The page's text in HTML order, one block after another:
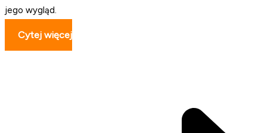
jego wygląd.
Cytej więcej